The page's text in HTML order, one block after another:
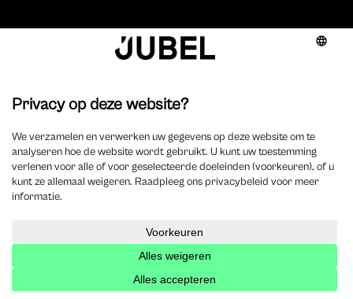
Devenir auteur ?
Emplois
Evénements
Placement de l’événement